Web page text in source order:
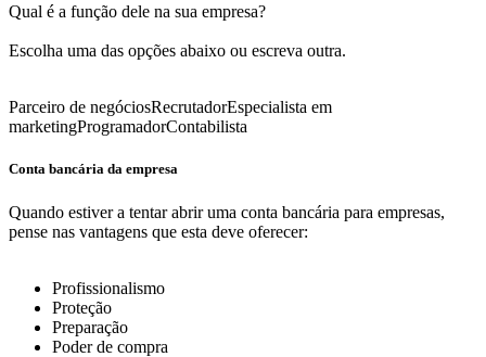
Qual é a função dele na sua empresa?
Escolha uma das opções abaixo ou escreva outra.
Parceiro de negóciosRecrutadorEspecialista em
marketingProgramadorContabilista
Conta bancária da empresa
Quando estiver a tentar abrir uma conta bancária para empresas,
pense nas vantagens que esta deve oferecer:
Profissionalismo
Proteção
Preparação
Poder de compra